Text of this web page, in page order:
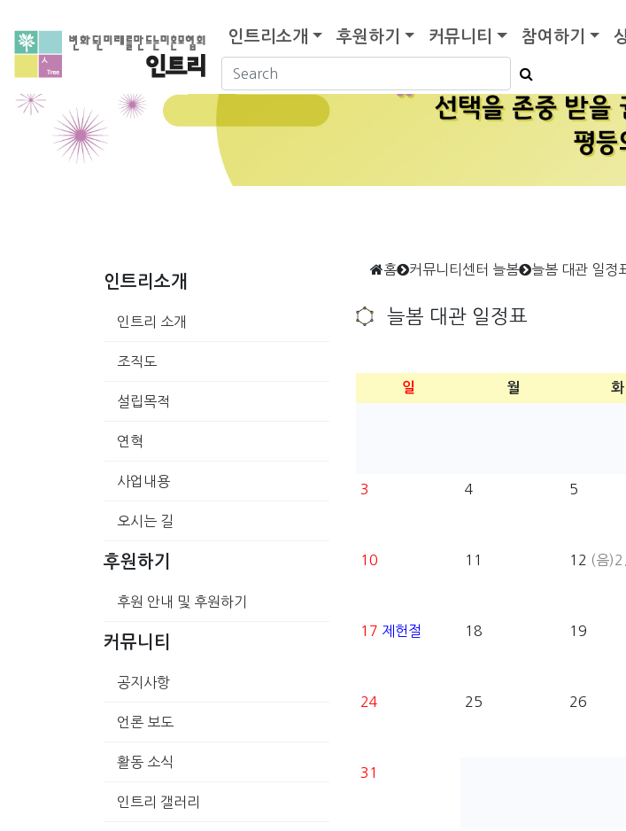
인트리소개 후원하기 커뮤니티 참여하기
인트리소개
인트리 소개
조직도
설립목적
연혁
사업내용
오시는 길
후원하기
후원 안내 및 후원하기
커뮤니티
공지사항
언론 보도
활동 소식
인트리 갤러리
홈 커뮤니티센터 늘봄 늘봄 대관 일정
늘봄 대관 일정표
일 월 화
3 4 5
10 11 12 (음
17 제헌절 18 19
24 25 26
31